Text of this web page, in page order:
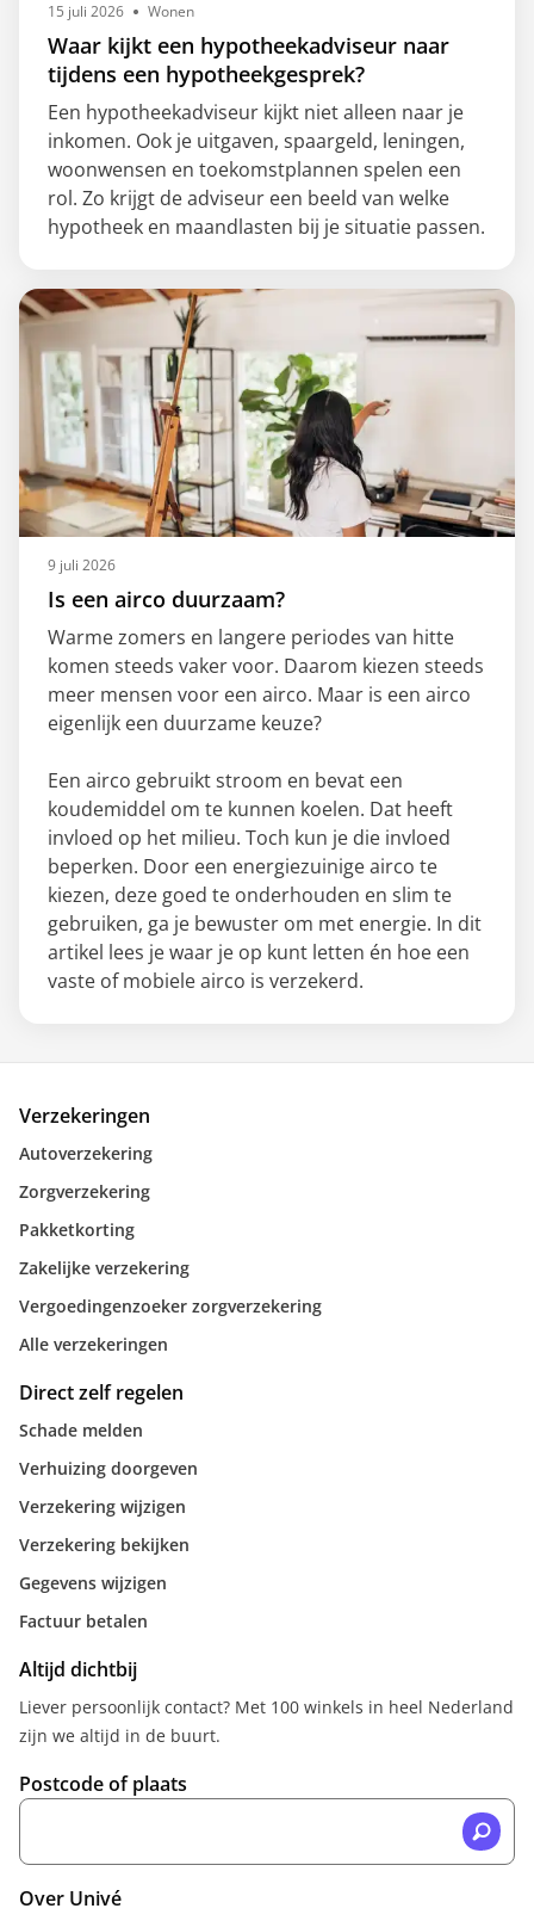
Waar kijkt een hypotheekadviseur naar
tijdens een hypotheekgesprek?
15 juli 2026 Wonen
Een hypotheekadviseur kijkt niet alleen naar je
inkomen. Ook je uitgaven, spaargeld, leningen,
woonwensen en toekomstplannen spelen een
rol. Zo krijgt de adviseur een beeld van welke
hypotheek en maandlasten bij je situatie passen.
Is een airco duurzaam?
9 juli 2026
Warme zomers en langere periodes van hitte
komen steeds vaker voor. Daarom kiezen steeds
meer mensen voor een airco. Maar is een airco
eigenlijk een duurzame keuze?
Een airco gebruikt stroom en bevat een
koudemiddel om te kunnen koelen. Dat heeft
invloed op het milieu. Toch kun je die invloed
beperken. Door een energiezuinige airco te
kiezen, deze goed te onderhouden en slim te
gebruiken, ga je bewuster om met energie. In dit
artikel lees je waar je op kunt letten én hoe een
vaste of mobiele airco is verzekerd.
Verzekeringen
Autoverzekering
Zorgverzekering
Pakketkorting
Zakelijke verzekering
Vergoedingenzoeker zorgverzekering
Alle verzekeringen
Direct zelf regelen
Schade melden
Verhuizing doorgeven
Verzekering wijzigen
Verzekering bekijken
Gegevens wijzigen
Factuur betalen
Altijd dichtbij
Liever persoonlijk contact? Met 100 winkels in heel Nederland
zijn we altijd in de buurt.
Postcode of plaats
Over Univé